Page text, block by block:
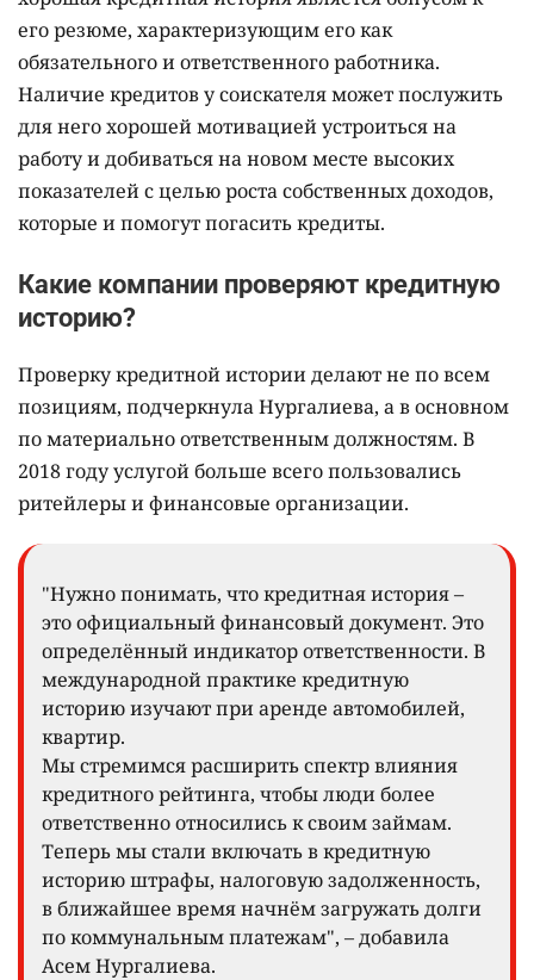
его резюме, характеризующим его как
обязательного и ответственного работника.
Наличие кредитов у соискателя может послужить
для него хорошей мотивацией устроиться на
работу и добиваться на новом месте высоких
показателей с целью роста собственных доходов,
которые и помогут погасить кредиты.
Какие компании проверяют кредитную
историю?
Проверку кредитной истории делают не по всем
позициям, подчеркнула Нургалиева, а в основном
по материально ответственным должностям. В
2018 году услугой больше всего пользовались
ритейлеры и финансовые организации.
"Нужно понимать, что кредитная история –
это официальный финансовый документ. Это
определённый индикатор ответственности. В
международной практике кредитную
историю изучают при аренде автомобилей,
квартир.
Мы стремимся расширить спектр влияния
кредитного рейтинга, чтобы люди более
ответственно относились к своим займам.
Теперь мы стали включать в кредитную
историю штрафы, налоговую задолженность,
в ближайшее время начнём загружать долги
по коммунальным платежам", – добавила
Асем Нургалиева.